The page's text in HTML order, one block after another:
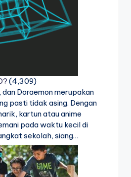
(4,309)
Doraemon merupakan
pasti tidak asing. Dengan
kartun atau anime
pada waktu kecil di
sekolah, siang…